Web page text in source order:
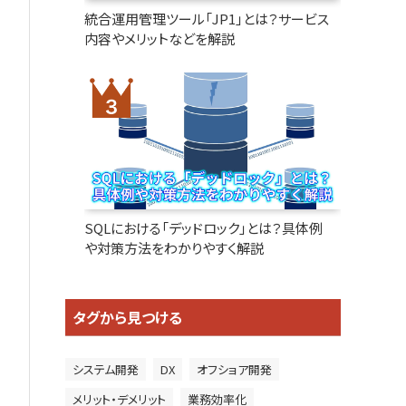
統合運用管理ツール「JP1」とは？サービス
内容やメリットなどを解説
SQLにおける「デッドロック」とは？具体例
や対策方法をわかりやすく解説
タグから見つける
システム開発 DX
オフショア開発
メリット・デメリット
業務効率化